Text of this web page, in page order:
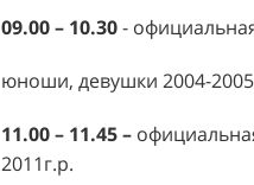
09.00 – 10.30-
юноши, девушки 2004-2005
11.00 – 11.45 –
2011г.р.